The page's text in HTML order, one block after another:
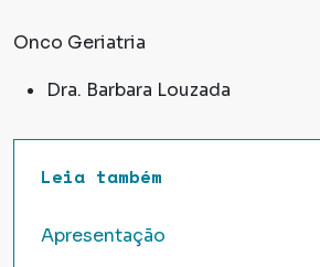
Onco Geriatria
Dra. Barbara Louzada
Leia também
Apresentação